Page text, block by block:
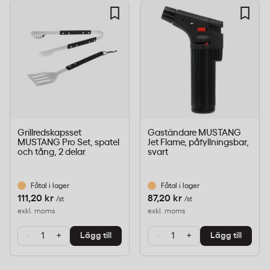
överdosering.
Antal delar:7
Innehåll:2 grillspatlar, 1 rengöringsskrapa, 2
äggformar, 2 spritflaskor
Användningsområde:
Tillverkarens artikelnummer:639700
Vikt:0,91 kg
Tillverkningsland:
Kina (CN)
Grillredskap för plancha och
stekplattor – användningsområden
Grillredskapsset
MUSTANG Pro Set, spatel
och tång, 2 delar
Fåtal i lager
111,20 kr /st
exkl. moms
- + Lägg till
Gaständare MUSTANG
Jet Flame, påfyllningsbar,
svart
Fåtal i lager
87,20 kr /st
exkl. moms
- + Lägg till